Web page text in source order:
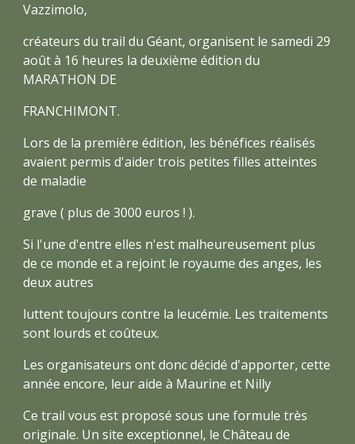
Vazzimolo,
créateurs du trail du Géant, organisent le samedi 29
août à 16 heures la deuxième édition du
MARATHON DE
FRANCHIMONT.
Lors de la première édition, les bénéfices réalisés
avaient permis d'aider trois petites filles atteintes
de maladie
grave ( plus de 3000 euros ! ).
Si l'une d'entre elles n'est malheureusement plus
de ce monde et a rejoint le royaume des anges, les
deux autres
luttent toujours contre la leucémie. Les traitements
sont lourds et coûteux.
Les organisateurs ont donc décidé d'apporter, cette
année encore, leur aide à Maurine et Nilly
Ce trail vous est proposé sous une formule très
originale. Un site exceptionnel, le Château de